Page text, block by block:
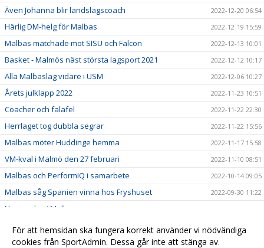
Även Johanna blir landslagscoach 2022-12-20 06:54
Härlig DM-helg för Malbas 2022-12-19 15:59
Malbas matchade mot SISU och Falcon 2022-12-13 10:01
Basket - Malmös näst största lagsport 2021 2022-12-12 10:17
Alla Malbaslag vidare i USM 2022-12-06 10:27
Årets julklapp 2022 2022-11-23 10:51
Coacher och falafel 2022-11-22 22:30
Herrlaget tog dubbla segrar 2022-11-22 15:56
Malbas möter Huddinge hemma 2022-11-17 15:58
VM-kval i Malmö den 27 februari 2022-11-10 08:51
Malbas och PerformIQ i samarbete 2022-10-14 09:05
Malbas såg Spanien vinna hos Fryshuset 2022-09-30 11:22
Ny styrelse i Malbas
Scandic ny partner till Malbas
2022-09-23 11:19
För att hemsidan ska fungera korrekt använder vi nödvändiga
cookies från SportAdmin. Dessa går inte att stänga av.